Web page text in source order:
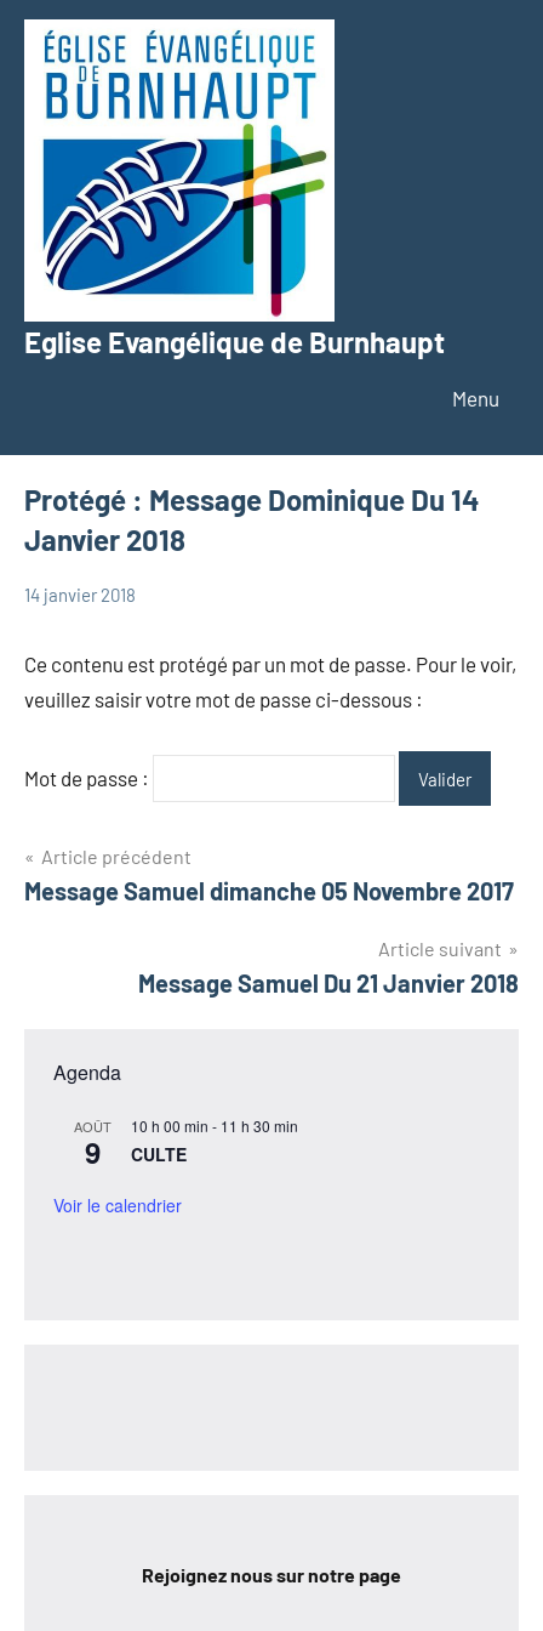
Aller
contenu
Eglise Evangélique de Burnhaupt
Texte
Menu
Protégé : Message Dominique Du 14
Janvier 2018
Messages
14 janvier 2018
admin
Ce contenu est protégé par un mot de passe. Pour le voir,
veuillez saisir votre mot de passe ci-dessous :
Mot de passe :
Navigation
de
Article précédent
Message Samuel dimanche 05 Novembre 2017
Article suivant
Message Samuel Du 21 Janvier 2018
Agenda
AOÛT
9
10 h 00 min - 11 h 30 min
CULTE
Voir le calendrier
Rejoignez nous sur notre page